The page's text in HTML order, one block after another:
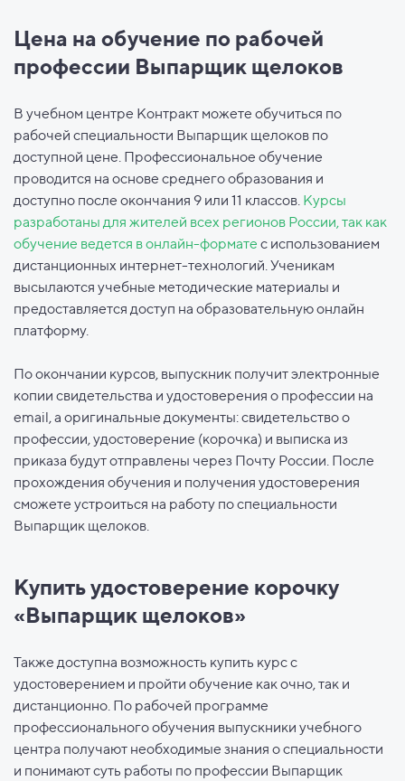
Цена на обучение по рабочей
профессии Выпарщик щелоков
В учебном центре Контракт можете обучиться по
рабочей специальности Выпарщик щелоков по
доступной цене. Профессиональное обучение
проводится на основе среднего образования и
доступно после окончания 9 или 11 классов. Курсы
разработаны для жителей всех регионов России, так как
обучение ведется в онлайн-формате с использованием
дистанционных интернет-технологий. Ученикам
высылаются учебные методические материалы и
предоставляется доступ на образовательную онлайн
платформу.
По окончании курсов, выпускник получит электронные
копии свидетельства и удостоверения о профессии на
email, а оригинальные документы: свидетельство о
профессии, удостоверение (корочка) и выписка из
приказа будут отправлены через Почту России. После
прохождения обучения и получения удостоверения
сможете устроиться на работу по специальности
Выпарщик щелоков.
Купить удостоверение корочку
«Выпарщик щелоков»
Также доступна возможность купить курс с
удостоверением и пройти обучение как очно, так и
дистанционно. По рабочей программе
профессионального обучения выпускники учебного
центра получают необходимые знания о специальности
и понимают суть работы по профессии Выпарщик